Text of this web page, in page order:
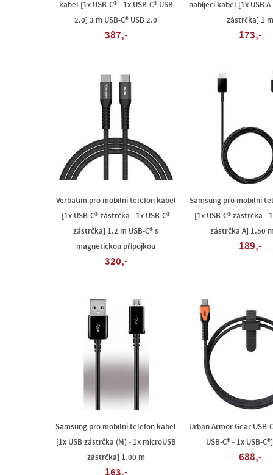
kabel [1x USB-C® - 1x USB-C® USB
2.0] 3 m USB-C® USB 2.0
387,-
nabíjecí kabel [1x USB A
zástrčka] 1 m
173,-
Verbatim pro mobilní telefon kabel
[1x USB-C® zástrčka - 1x USB-C®
zástrčka] 1.2 m USB-C® s
magnetickou přípojkou
320,-
Samsung pro mobilní
[1x USB-C® zástrčka -
zástrčka A] 1.50
189,-
Samsung pro mobilní telefon kabel
[1x USB zástrčka (M) - 1x microUSB
zástrčka] 1.00 m
163,-
Urban Armor Gear USB-
USB-C® - 1x USB-
688,-